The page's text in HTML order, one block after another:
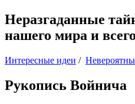
Неразгаданные
нашего мира и
Интересные идеи /
Рукопись Войнича